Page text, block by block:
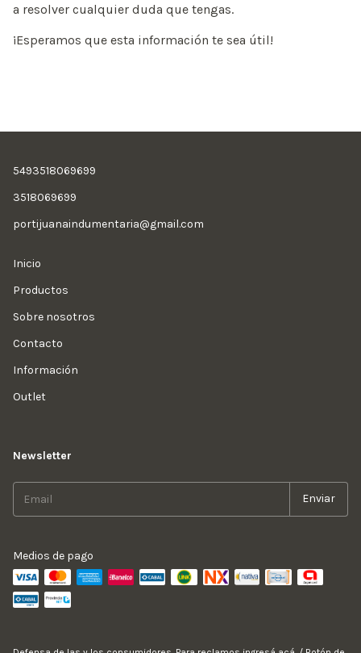
a resolver cualquier duda que tengas.
¡Esperamos que esta información te sea útil!
5493518069699
3518069699
portijuanaindumentaria@gmail.com
Inicio
Productos
Sobre nosotros
Contacto
Información
Outlet
Newsletter
Medios de pago